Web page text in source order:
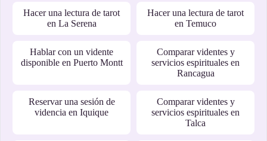
Hacer una lectura de tarot
en La Serena
Hacer una lectura de tarot
en Temuco
Hablar con un vidente
disponible en Puerto Montt
Comparar videntes y
servicios espirituales en
Rancagua
Reservar una sesión de
videncia en Iquique
Comparar videntes y
servicios espirituales en
Talca